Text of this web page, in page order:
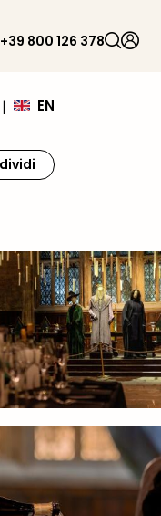
+39 800 126 378
| EN